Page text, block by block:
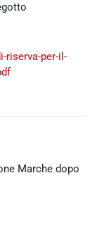
riserva-per-il-
Marche dopo